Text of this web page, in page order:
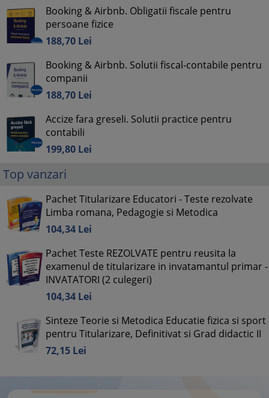
Booking & Airbnb. Obligatii fiscale pentru
persoane fizice
188,70 Lei
Booking & Airbnb. Solutii fiscal-contabile pentru
companii
188,70 Lei
Accize fara greseli. Solutii practice pentru
contabili
199,80 Lei
Top vanzari
Pachet Titularizare Educatori - Teste rezolvate
Limba romana, Pedagogie si Metodica
104,34 Lei
Pachet Teste REZOLVATE pentru reusita la
examenul de titularizare in invatamantul primar -
INVATATORI (2 culegeri)
104,34 Lei
Sinteze Teorie si Metodica Educatie fizica si sport
pentru Titularizare, Definitivat si Grad didactic II
72,15 Lei